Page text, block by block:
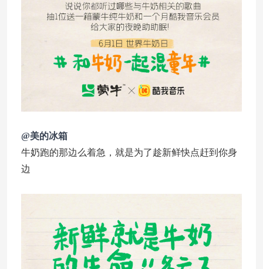
@美的冰箱
牛奶跑的那边么着急，就是为了趁新鲜快点赶到你身
边